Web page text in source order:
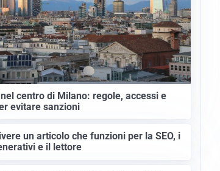
centro di Milano: regole, accessi e
evitare sanzioni
un articolo che funzioni per la SEO, i
e il lettore